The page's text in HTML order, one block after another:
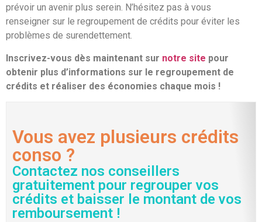
prévoir un avenir plus serein. N’hésitez pas à vous
renseigner sur le regroupement de crédits pour éviter les
problèmes de surendettement.
Inscrivez-vous dès maintenant sur notre site pour
obtenir plus d’informations sur le regroupement de
crédits et réaliser des économies chaque mois !
Vous avez plusieurs crédits
conso ?
Contactez nos conseillers
gratuitement pour regrouper vos
crédits et baisser le montant de vos
remboursement !